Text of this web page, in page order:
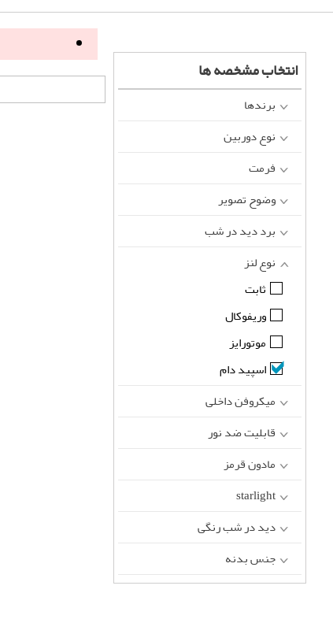
انتخاب مشخصه ها
برندها
نوع دوربین
فرمت
وضوح تصویر
برد دید در شب
نوع لنز
ثابت
وریفوکال
موتورایز
اسپید دام
میکروفن داخلی
قابلیت ضد نور
مادون قرمز
starlight
دید در شب رنگی
جنس بدنه